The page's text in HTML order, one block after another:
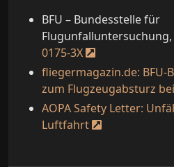
BFU – Bundesstelle für
Flugunfalluntersuchung,
0175-3X
fliegermagazin.de: BFU-
zum Flugzeugabsturz
AOPA Safety Letter:
Luftfahrt